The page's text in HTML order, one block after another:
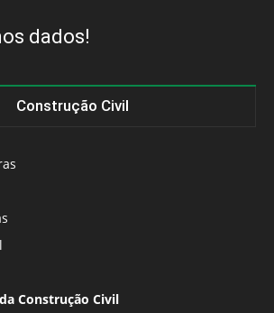
dados!
Construção Civil
Construção Civil